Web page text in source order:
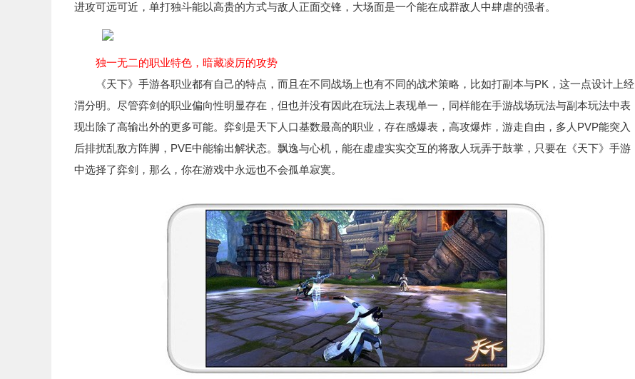
进攻可远可近，单打独斗能以高贵的方式与敌人正面交锋，大场面是一个能在成群敌人中肆虐的强者。
独一无二的职业特色，暗藏凌厉的攻势
《天下》手游各职业都有自己的特点，而且在不同战场上也有不同的战术策略，比如打副本与PK，这一点设计上经
渭分明。尽管弈剑的职业偏向性明显存在，但也并没有因此在玩法上表现单一，同样能在手游战场玩法与副本玩法中表
现出除了高输出外的更多可能。弈剑是天下人口基数最高的职业，存在感爆表，高攻爆炸，游走自由，多人PVP能突入
后排扰乱敌方阵脚，PVE中能输出解状态。飘逸与心机，能在虚虚实实交互的将敌人玩弄于鼓掌，只要在《天下》手游
中选择了弈剑，那么，你在游戏中永远也不会孤单寂寞。